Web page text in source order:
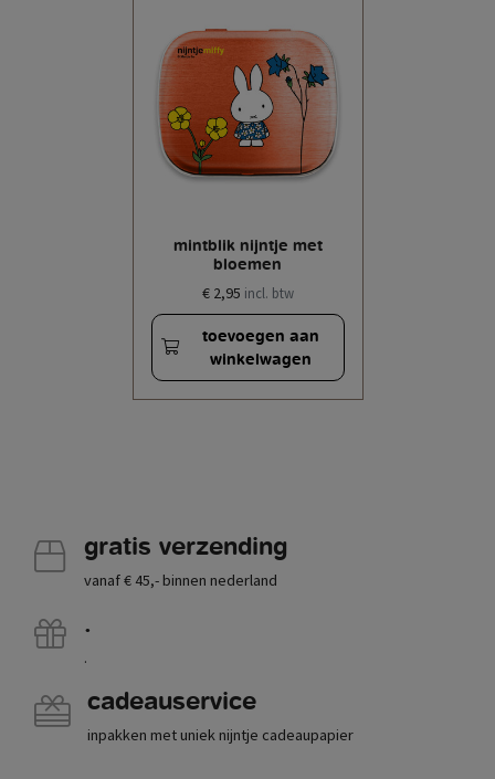
mintblik nijntje met
bloemen
€ 2,95 incl. btw
toevoegen aan
winkelwagen
gratis verzending
vanaf € 45,- binnen nederland
.
.
cadeauservice
inpakken met uniek nijntje cadeaupapier